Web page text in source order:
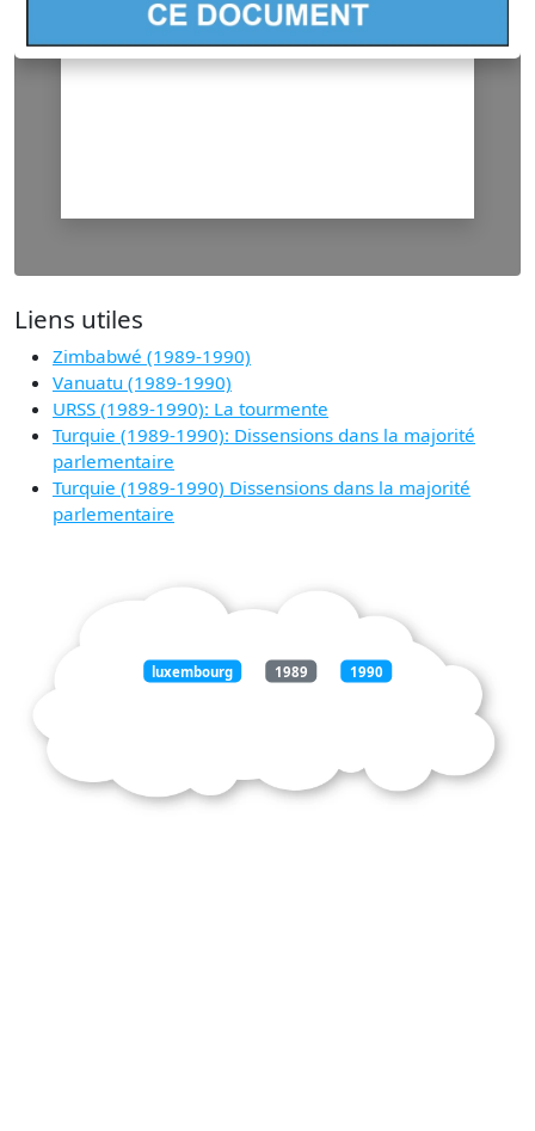
Liens utiles
Zimbabwé (1989-1990)
Vanuatu (1989-1990)
URSS (1989-1990): La tourmente
Turquie (1989-1990): Dissensions dans la majorité
parlementaire
Turquie (1989-1990) Dissensions dans la majorité
parlementaire
luxembourg 1989 1990